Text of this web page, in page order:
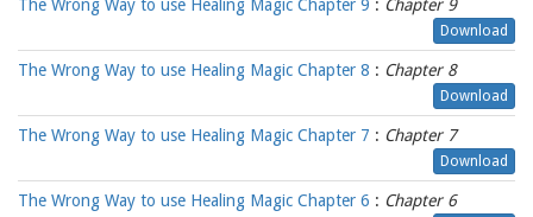
The Wrong Way to use Healing Magic Chapter 9 : Chapter 9
Download
The Wrong Way to use Healing Magic Chapter 8 : Chapter 8
Download
The Wrong Way to use Healing Magic Chapter 7 : Chapter 7
Download
The Wrong Way to use Healing Magic Chapter 6 : Chapter 6